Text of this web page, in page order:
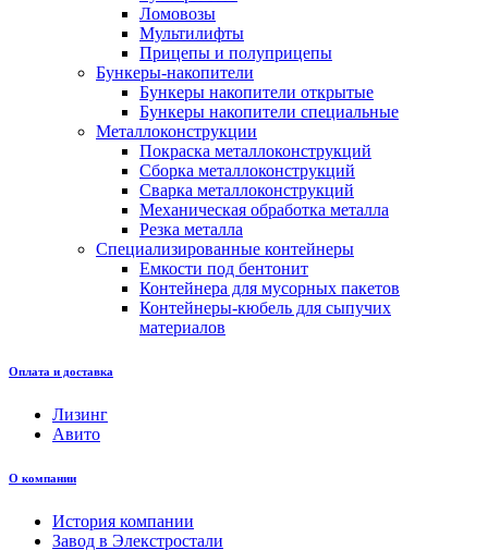
Ломовозы
Мультилифты
Прицепы и полуприцепы
Бункеры-накопители
Бункеры накопители открытые
Бункеры накопители специальные
Металлоконструкции
Покраска металлоконструкций
Сборка металлоконструкций
Сварка металлоконструкций
Механическая обработка металла
Резка металла
Специализированные контейнеры
Емкости под бентонит
Контейнера для мусорных пакетов
Контейнеры-кюбель для сыпучих
материалов
Оплата и доставка
Лизинг
Авито
О компании
История компании
Завод в Элекстростали